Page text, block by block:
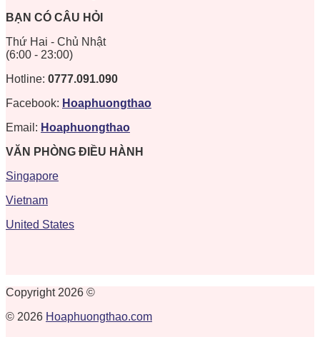
BẠN CÓ CÂU HỎI
Thứ Hai - Chủ Nhật
(6:00 - 23:00)
Hotline: 0777.091.090
Facebook: Hoaphuongthao
Email: Hoaphuongthao
VĂN PHÒNG ĐIỀU HÀNH
Singapore
Vietnam
United States
Copyright 2026 ©
© 2026 Hoaphuongthao.com